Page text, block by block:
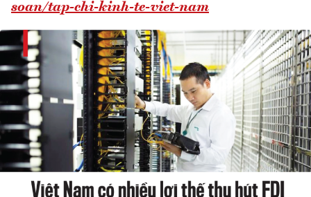
soan/tap-chi-kinh-te-viet-nam